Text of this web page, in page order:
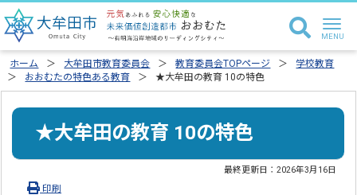
ホーム 大牟田市教育委員会 教育委員会TOPページ
学校教育
おおむたの特色ある教育
★大牟田の教育 10の特色
★大牟田の教育 10の特色
最終更新日：2026年3月16日
印刷